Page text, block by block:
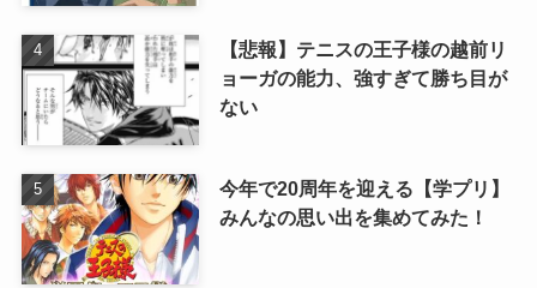
【悲報】テニスの王子様の越前リ
ョーガの能力、強すぎて勝ち目が
ない
今年で20周年を迎える【学プリ】
みんなの思い出を集めてみた！